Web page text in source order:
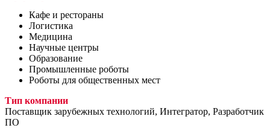
Кафе и рестораны
Логистика
Медицина
Научные центры
Образование
Промышленные роботы
Роботы для общественных мест
Тип компании
Поставщик зарубежных технологий, Интегратор, Разработчик
ПО